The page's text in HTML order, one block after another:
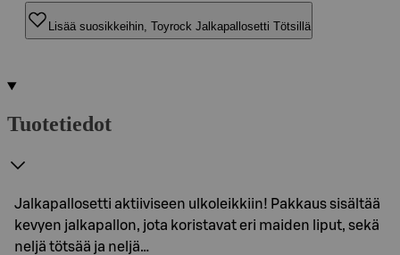
Lisää suosikkeihin, Toyrock Jalkapallosetti Tötsillä
Tuotetiedot
Jalkapallosetti aktiiviseen ulkoleikkiin! Pakkaus sisältää
kevyen jalkapallon, jota koristavat eri maiden liput, sekä
neljä tötsää ja neljä…